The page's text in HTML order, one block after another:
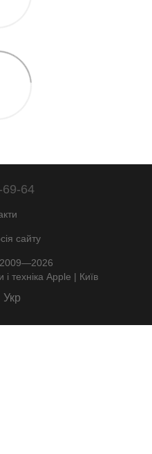
64
сайту
техніка Apple | Київ
Укр